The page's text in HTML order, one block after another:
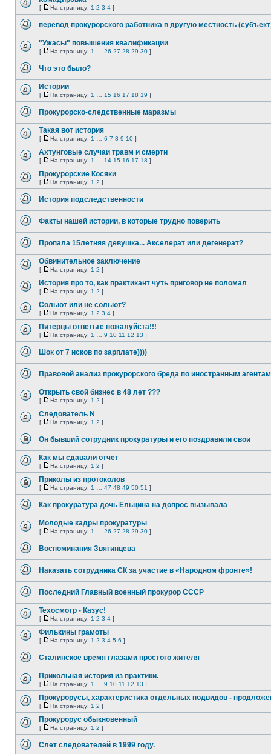
сообщений
Нет
сообщений
[
На
На страницу: 1 2 3 4 ]
непрочитанных
сообщений
перевод прокурорского работника в другую местность
Нет
сообщений
"Ужасы" повышения квалификации
[
На
На страницу: 1 26 27 28 29 30 ]
непрочитанных
сообщений
Что это было?
Нет
сообщений
Истории
[
На
На страницу: 1 15 16 17 18 19 ]
непрочитанных
сообщений
Прокурорско-следственные маразмы
Нет
непрочитанных
сообщений
Такая вот история
[
На
страницу
На страницу: 1 6 7 8 9 10 ]
Нет
непрочитанных
сообщений
Ахтунговые случаи травм и смерти
[
На
страницу
На страницу: 1 14 15 16 17 18 ]
Нет
сообщений
Прокурорские Косяки
[
На
На страницу: 1 2 ]
сообщений
История подследственности
сообщений
Факты нашей истории, в которые трудно поверить
непрочитанных
сообщений
Пропала 15летняя девушка... Акселерат или дегенерат?
Нет
непрочитанных
сообщений
Обвинительное заключение
[
На
страницу
На страницу: 1 2 ]
Нет
непрочитанных
сообщений
История про то, как практикант чуть приговор не поломал
[
На
страницу
На страницу: 1 2 ]
Нет
непрочитанных
сообщений
Сольют или не сольют?
[
На
страницу
На страницу: 1 2 3 4 ]
Нет
сообщений
Питерцы ответьте пожалуйста!!!
[
На
На страницу: 1 9 10 11 12 13 ]
сообщений
Шок от 7 исков по зарплате))))
непрочитанных
сообщений
Правовой анализ прокурорского бреда по иностранным агентам
Нет
непрочитанных
сообщений
Открыть свой бизнес в 48 лет ???
[
На
страницу
На страницу: 1 2 ]
Нет
сообщений
Следователь N
[
На
На страницу: 1 2 ]
тема
закрыта,
не
можете
редактировать
и
оставлять
сообщения
ней.
Он бывший сотрудник прокуратуры и его поздравили свои
Нет
непрочитанных
сообщений
Как мы сдавали отчет
[
На
страницу
На страницу: 1 2 ]
Эта
закрыта,
не
можете
редактировать
и
оставлять
сообщения
Приколы из протоколов
[
На
На страницу: 1 47 48 49 50 51 ]
непрочитанных
сообщений
Как прокуратура дочь Ельцина на допрос вызывала
Нет
сообщений
Молодые кадры прокуратуры
[
На
На страницу: 1 26 27 28 29 30 ]
сообщений
Воспоминания Звягинцева
сообщений
Наказать сотрудника СК за участие в «Народном фронте»!
непрочитанных
сообщений
Последний Главный военный прокурор СССР
Нет
непрочитанных
сообщений
Техосмотр - Казус!
[
На
страницу
На страницу: 1 2 3 4 ]
Нет
сообщений
Филькины грамоты
[
На
На страницу: 1 2 3 4 5 6 ]
непрочитанных
сообщений
Сталинское время глазами простого жителя
Нет
непрочитанных
сообщений
Прикольная история из практики.
[
На
страницу
На страницу: 1 9 10 11 12 13 ]
Нет
непрочитанных
сообщений
Прокурорусы, характеристика отдельных подвидов -
[
На
страницу
На страницу: 1 2 ]
Нет
сообщений
Прокурорус обыкновенный
[
На
На страницу: 1 2 ]
Слет следователей в 1999 году.